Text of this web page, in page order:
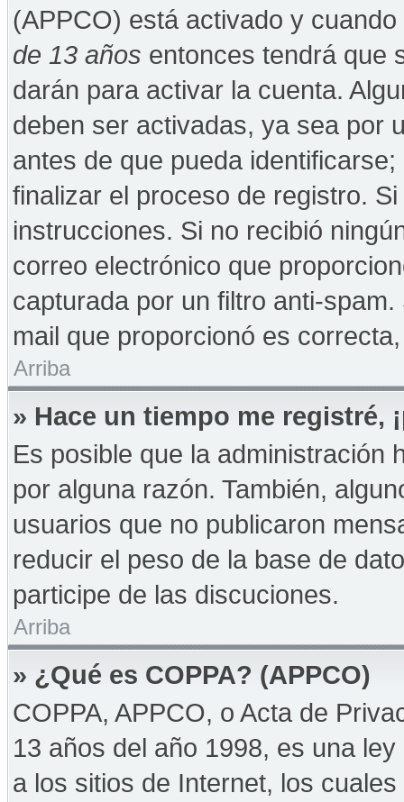
(APPCO) está activado y
de 13 años entonces tendrá que
darán para activar la cuenta.
deben ser activadas, ya sea por
antes de que pueda
finalizar el proceso de registro.
instrucciones. Si no recibió
correo electrónico que
capturada por un filtro anti-
mail que proporcionó es
Arriba
» Hace un tiempo me registré,
Es posible que la administración
por alguna razón. También,
usuarios que no publicaron
reducir el peso de la base de
participe de las discuciones.
Arriba
» ¿Qué es COPPA? (APPCO)
COPPA, APPCO, o Acta de
13 años del año 1998, es una
a los sitios de Internet, los